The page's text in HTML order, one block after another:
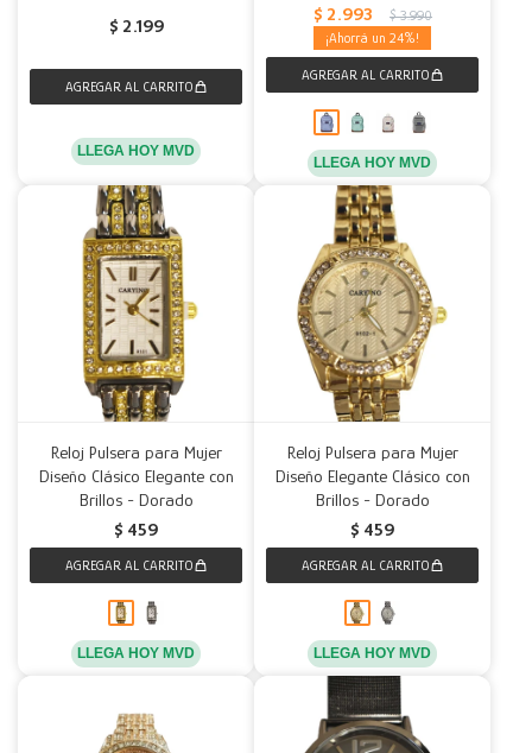
$ 2.199
LLEGA HOY MVD
$ 2.993 $ 3.990
24
LLEGA HOY MVD
Reloj Pulsera para Mujer
Diseño Clásico Elegante con
Brillos - Dorado
$ 459
LLEGA HOY MVD
Reloj Pulsera para Mujer
Diseño Elegante Clásico con
Brillos - Dorado
$ 459
LLEGA HOY MVD